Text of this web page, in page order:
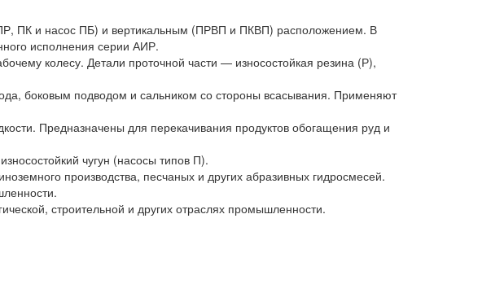
ПК и насос ПБ) и вертикальным (ПРВП и ПКВП) расположением. В
исполнения серии АИР.
колесу. Детали проточной части — износостойкая резина (Р),
боковым подводом и сальником со стороны всасывания. Применяют
Предназначены для перекачивания продуктов обогащения руд и
чугун (насосы типов П).
производства, песчаных и других абразивных гидросмесей.
строительной и других отраслях промышленности.